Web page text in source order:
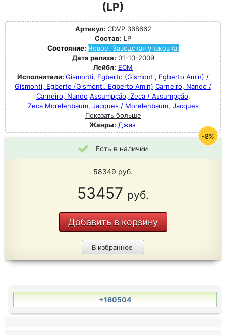
(LP)
Артикул: CDVP 368662
Состав: LP
Состояние: Новое. Заводская упаковка.
Дата релиза: 01-10-2009
Лейбл: ECM
Исполнители: Gismonti, Egberto (Gismonti, Egberto Amin) /
Gismonti, Egberto (Gismonti, Egberto Amin) Carneiro, Nando /
Carneiro, Nando Assumpção, Zeca / Assumpção,
Zeca Morelenbaum, Jacques / Morelenbaum, Jacques
Показать больше
Жанры: Джаз
Есть в наличии
58349руб.
53457 руб.
Добавить в корзину
В избранное
-8%
+160504